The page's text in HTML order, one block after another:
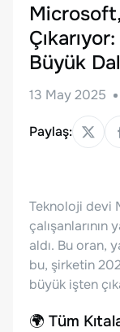
Büyük
13 May 2025
Paylaş:
Teknoloji devi
çalışanlarının
aldı. Bu oran,
bu, şirketin
büyük işten
🌍 Tüm